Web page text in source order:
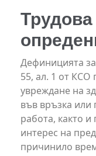
Дефиницията
55, ал. 1 от КСО
увреждане на
във връзка
работа, както
интерес на
причинило